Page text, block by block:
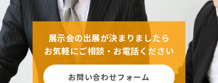
展示会の出展が決まりましたら
お気軽にご相談・お電話ください
お問い合わせフォーム